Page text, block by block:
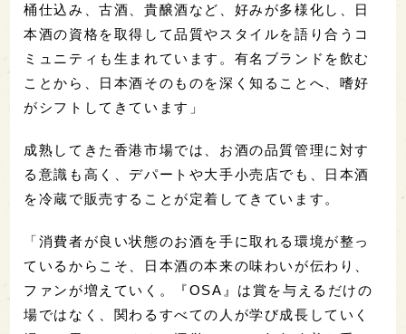
桶仕込み、古酒、貴醸酒など、好みが多様化し、日
本酒の資格を取得して品質やスタイルを語り合うコ
ミュニティも生まれています。有名ブランドを飲む
ことから、日本酒そのものを深く知ることへ、嗜好
がシフトしてきています」
成熟してきた香港市場では、お酒の品質管理に対す
る意識も高く、デパートや大手小売店でも、日本酒
を冷蔵で販売することが定着してきています。
「消費者が良い状態のお酒を手に取れる環境が整っ
ているからこそ、日本酒の本来の味わいが伝わり、
ファンが増えていく。『OSA』は賞を与えるだけの
場ではなく、関わるすべての人が学び成長していく